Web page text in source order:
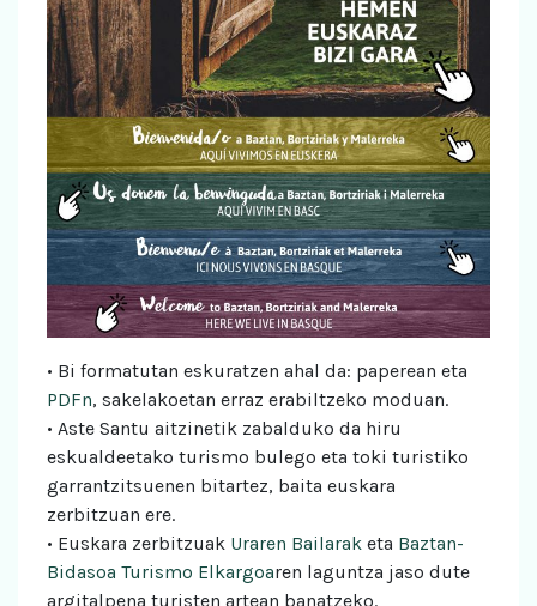
• Bi formatutan eskuratzen ahal da: paperean eta
PDFn, sakelakoetan erraz erabiltzeko moduan.
• Aste Santu aitzinetik zabalduko da hiru
eskualdeetako turismo bulego eta toki turistiko
garrantzitsuenen bitartez, baita euskara
zerbitzuan ere.
• Euskara zerbitzuak Uraren Bailarak eta Baztan-
Bidasoa Turismo Elkargoaren laguntza jaso dute
argitalpena turisten artean banatzeko.